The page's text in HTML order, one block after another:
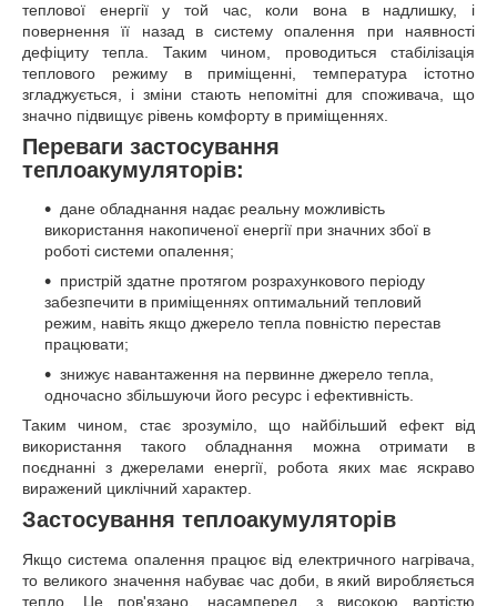
теплової енергії у той час, коли вона в надлишку, і
повернення її назад в систему опалення при наявності
дефіциту тепла. Таким чином, проводиться стабілізація
теплового режиму в приміщенні, температура істотно
згладжується, і зміни стають непомітні для споживача, що
значно підвищує рівень комфорту в приміщеннях.
Переваги застосування
теплоакумуляторів:
дане обладнання надає реальну можливість
використання накопиченої енергії при значних збої в
роботі системи опалення;
пристрій здатне протягом розрахункового періоду
забезпечити в приміщеннях оптимальний тепловий
режим, навіть якщо джерело тепла повністю перестав
працювати;
знижує навантаження на первинне джерело тепла,
одночасно збільшуючи його ресурс і ефективність.
Таким чином, стає зрозуміло, що найбільший ефект від
використання такого обладнання можна отримати в
поєднанні з джерелами енергії, робота яких має яскраво
виражений циклічний характер.
Застосування теплоакумуляторів
Якщо система опалення працює від електричного нагрівача,
то великого значення набуває час доби, в який виробляється
тепло. Це пов'язано, насамперед, з високою вартістю